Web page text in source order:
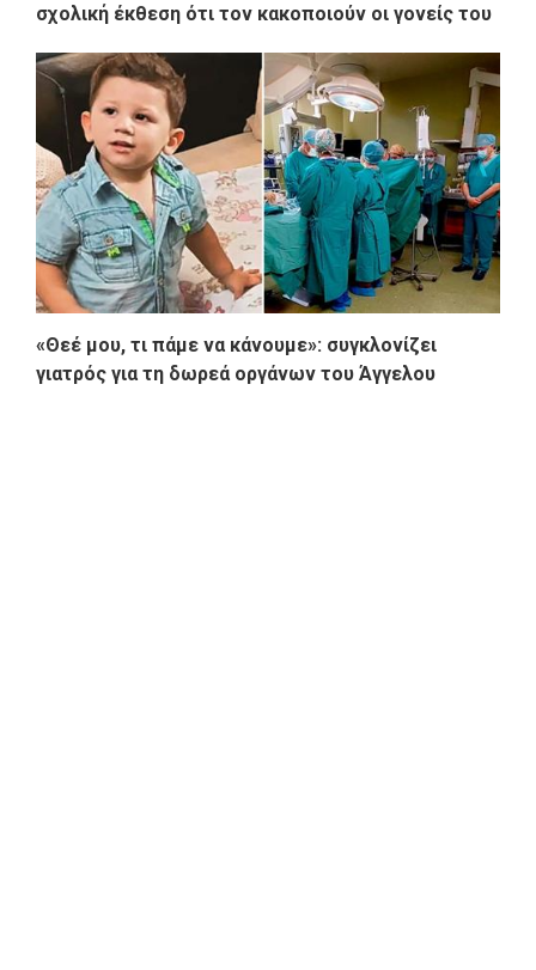
σχολική έκθεση ότι τον κακοποιούν οι γονείς του
«Θεέ μου, τι πάμε να κάνουμε»: συγκλονίζει
γιατρός για τη δωρεά οργάνων του Άγγελου